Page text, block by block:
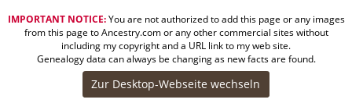
IMPORTANT NOTICE:You are not authorized to add this page or any images
from this page to Ancestry.com or any other commercial sites without
including my copyright and a URL link to my web site.
Genealogy data can always be changing as new facts are found.
Zur Desktop-Webseite wechseln